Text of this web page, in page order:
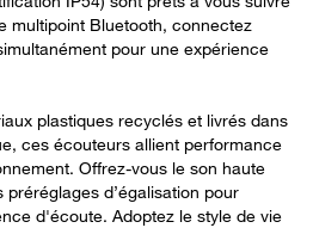
multipoint Bluetooth, connectez
pour une expérience
plastiques recyclés et livrés dans
ces écouteurs allient performance
Offrez-vous le son haute
d’égalisation pour
d'écoute. Adoptez le style de vie